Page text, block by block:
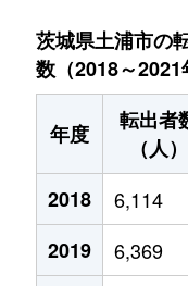
茨城県土浦市の
数（2018～2021
年度
転出者
（人）
2018
6,114
2019
6,369